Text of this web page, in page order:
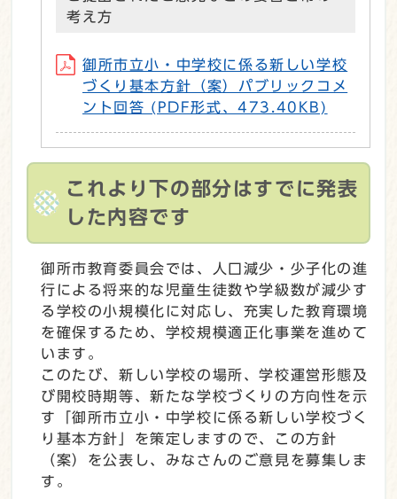
考え方
御所市立小・中学校に係る新しい学校
づくり基本方針（案）パブリックコメ
ント回答 (PDF形式、473.40KB)
これより下の部分はすでに発表
した内容です
御所市教育委員会では、人口減少・少子化の進
行による将来的な児童生徒数や学級数が減少す
る学校の小規模化に対応し、充実した教育環境
を確保するため、学校規模適正化事業を進めて
います。
このたび、新しい学校の場所、学校運営形態及
び開校時期等、新たな学校づくりの方向性を示
す「御所市立小・中学校に係る新しい学校づく
り基本方針」を策定しますので、この方針
（案）を公表し、みなさんのご意見を募集しま
す。